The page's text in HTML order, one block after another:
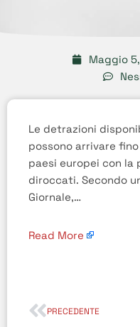
Maggio
Le detrazioni
possono arrivare fino
paesi europei con la
diroccati. Secondo
Giornale,…
Read More
PRECEDENTE